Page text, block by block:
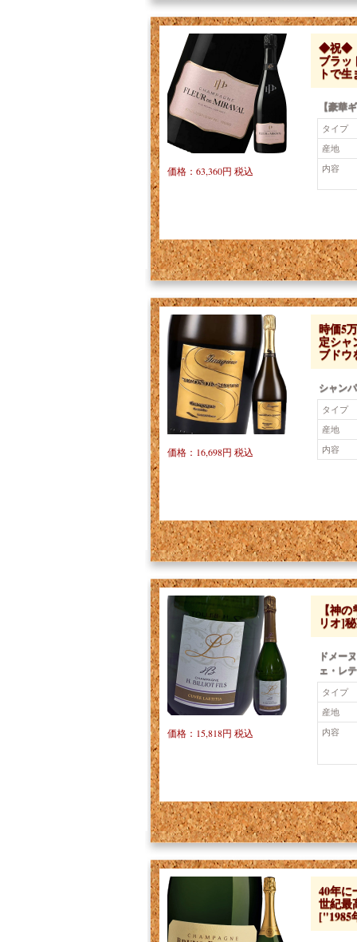
◆祝◆
ブラッ
トで
【豪華
タイプ
産地
内容
価格：63,360円 税込
時価5
定シャ
ブド
シャン
タイプ
産地
内容
価格：16,698円 税込
【神
リオ]
ドメー
ェ・レ
タイプ
産地
内容
価格：15,818円 税込
40年
世紀
["1985